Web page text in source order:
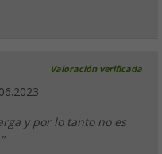
Valoración verificada
y por lo tanto no es